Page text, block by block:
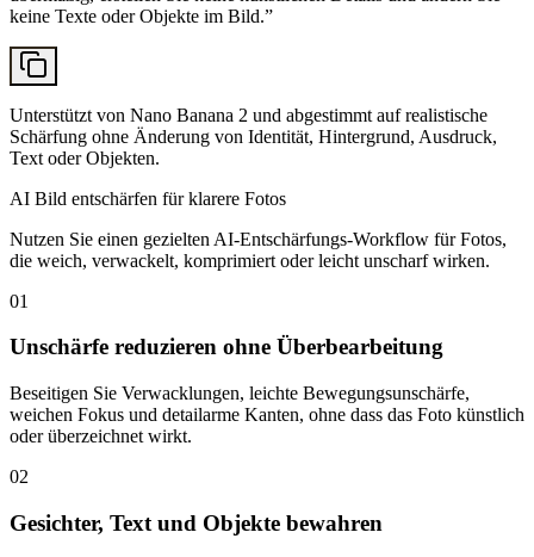
keine Texte oder Objekte im Bild.”
Unterstützt von Nano Banana 2 und abgestimmt auf realistische
Schärfung ohne Änderung von Identität, Hintergrund, Ausdruck,
Text oder Objekten.
AI Bild entschärfen für klarere Fotos
Nutzen Sie einen gezielten AI-Entschärfungs-Workflow für Fotos,
die weich, verwackelt, komprimiert oder leicht unscharf wirken.
01
Unschärfe reduzieren ohne Überbearbeitung
Beseitigen Sie Verwacklungen, leichte Bewegungsunschärfe,
weichen Fokus und detailarme Kanten, ohne dass das Foto künstlich
oder überzeichnet wirkt.
02
Gesichter, Text und Objekte bewahren